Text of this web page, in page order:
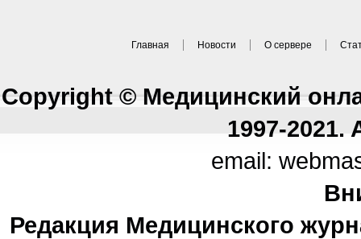
Главная Новости О сервере
Copyright © Медицинский
1997-2021.
email:
Редакция Медицинского